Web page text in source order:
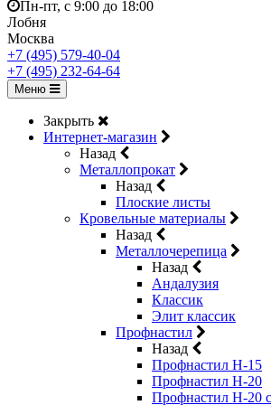
Пн-пт, с 9:00 до 18:00
Лобня
Москва
+7 (495) 579-40-04
+7 (495) 232-64-64
Меню
Закрыть
Интернет-магазин
Назад
Металлопрокат
Назад
Плоские листы
Кровельные материалы
Назад
Металлочерепица
Назад
Андалузия
Классик
Элит классик
Профнастил
Назад
Профнастил Н-15
Профнастил Н-20
Профнастил Н-20